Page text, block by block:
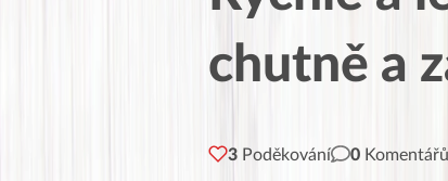
chutně a
3 Poděkování 0 Komentářů